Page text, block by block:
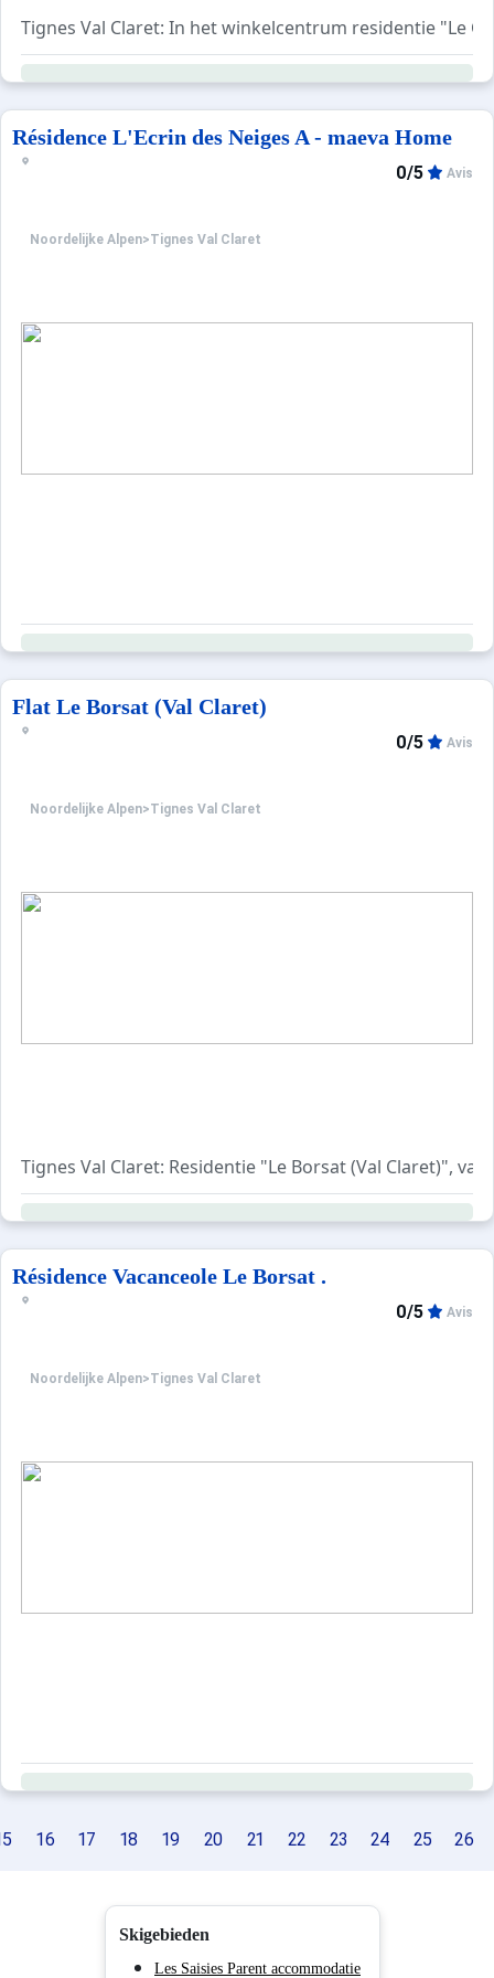
Tignes Val Claret: In het winkelcentrum residentie "Le
Résidence L'Ecrin des Neiges A - maeva Home
Noordelijke Alpen>Tignes Val Claret
0/5 Avis
Flat Le Borsat (Val Claret)
Noordelijke Alpen>Tignes Val Claret
0/5 Avis
Tignes Val Claret: Residentie "Le Borsat (Val Claret)",
Résidence Vacanceole Le Borsat .
Noordelijke Alpen>Tignes Val Claret
0/5 Avis
16 17 18 19 20 21 22 23 24 25 26
Skigebieden
Les Saisies Parent accommodatie